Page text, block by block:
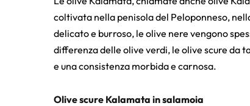
coltivata nella penisola del Peloponneso,
delicato e burroso, le olive nere vengono
differenza delle olive verdi, le olive scure da
e una consistenza morbida e carnosa.
Olive scure Kalamata in salamoia